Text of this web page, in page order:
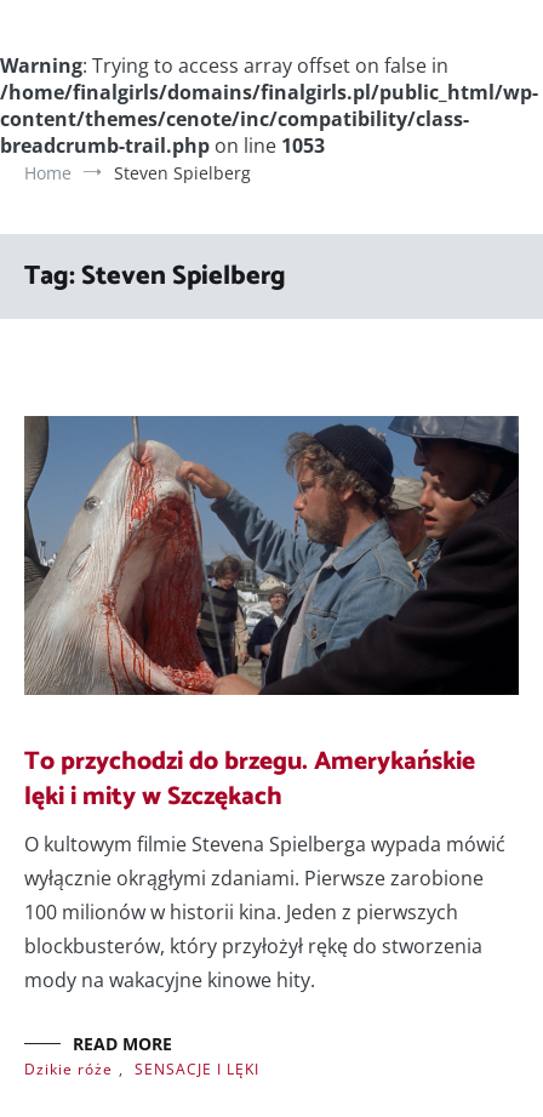
Warning: Trying to access array offset on false in
/home/finalgirls/domains/finalgirls.pl/public_html/wp-
content/themes/cenote/inc/compatibility/class-
breadcrumb-trail.php on line 1053
Home Steven Spielberg
Tag:Steven Spielberg
To przychodzi do brzegu. Amerykańskie
lęki i mity w Szczękach
O kultowym filmie Stevena Spielberga wypada mówić
wyłącznie okrągłymi zdaniami. Pierwsze zarobione
100 milionów w historii kina. Jeden z pierwszych
blockbusterów, który przyłożył rękę do stworzenia
mody na wakacyjne kinowe hity.
READ MORE
Dzikie róże , SENSACJE I LĘKI